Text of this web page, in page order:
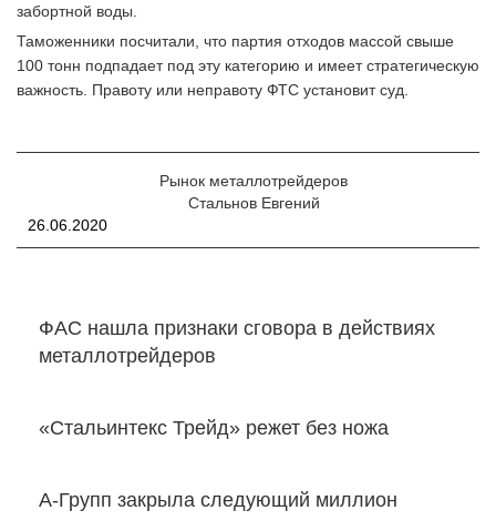
забортной воды.
Таможенники посчитали, что партия отходов массой свыше
100 тонн подпадает под эту категорию и имеет стратегическую
важность. Правоту или неправоту ФТС установит суд.
Рынок металлотрейдеров
Стальнов Евгений
26.06.2020
ФАС нашла признаки сговора в действиях
металлотрейдеров
«Стальинтекс Трейд» режет без ножа
А-Групп закрыла следующий миллион